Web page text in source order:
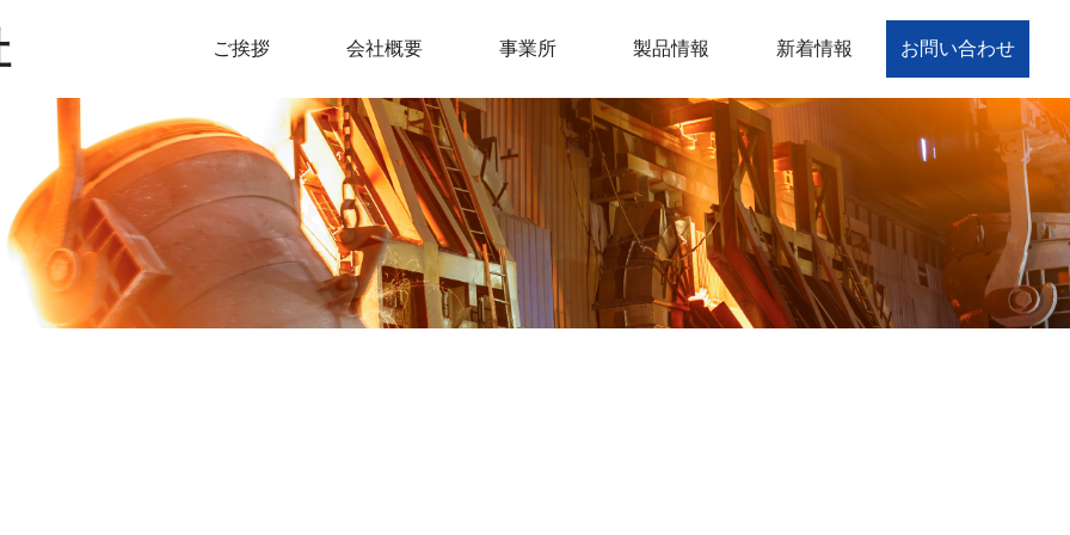
ご挨拶 会社概要 事業所 製品情報 新着情報 お問い合わせ